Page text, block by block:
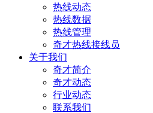
热线动态
热线数据
热线管理
奇才热线接线员
关于我们
奇才简介
奇才动态
行业动态
联系我们